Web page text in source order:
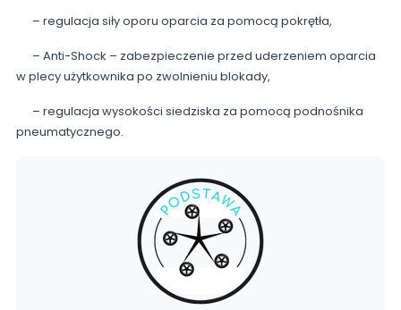
– regulacja siły oporu oparcia za pomocą pokrętła,
– Anti-Shock – zabezpieczenie przed uderzeniem oparcia
w plecy użytkownika po zwolnieniu blokady,
– regulacja wysokości siedziska za pomocą podnośnika
pneumatycznego.